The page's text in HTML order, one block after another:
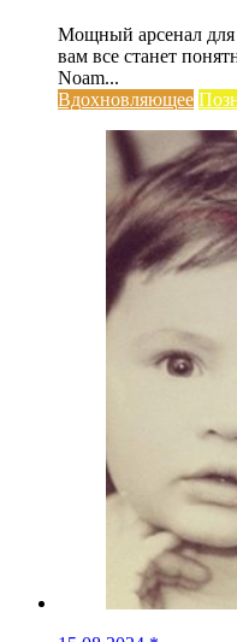
Мощный арсенал
вам все станет
Noam...
Вдохновляющее